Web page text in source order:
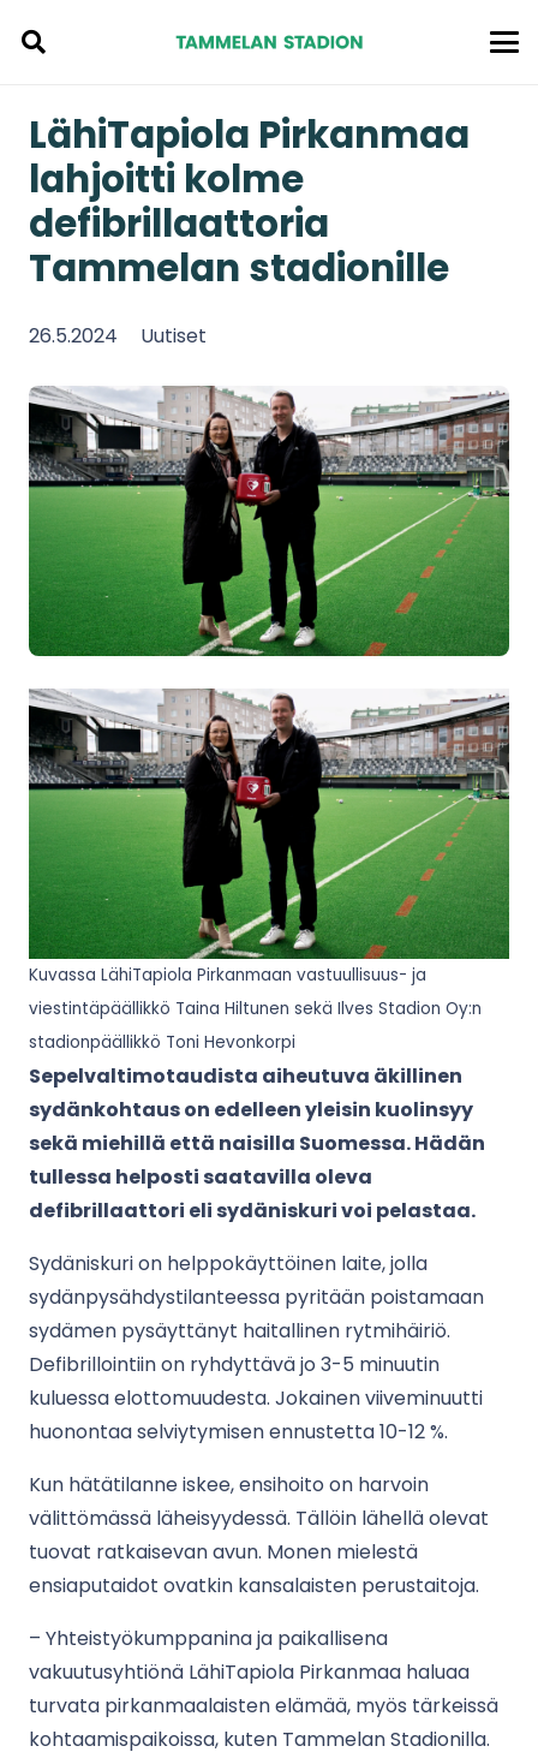
LähiTapiola Pirkanmaa
lahjoitti kolme
defibrillaattoria
Tammelan stadionille
26.5.2024 Uutiset
Kuvassa LähiTapiola Pirkanmaan vastuullisuus- ja
viestintäpäällikkö Taina Hiltunen sekä Ilves Stadion Oy:n
stadionpäällikkö Toni Hevonkorpi
Sepelvaltimotaudista aiheutuva äkillinen
sydänkohtaus on edelleen yleisin kuolinsyy
sekä miehillä että naisilla Suomessa. Hädän
tullessa helposti saatavilla oleva
defibrillaattori eli sydäniskuri voi pelastaa.
Sydäniskuri on helppokäyttöinen laite, jolla
sydänpysähdystilanteessa pyritään poistamaan
sydämen pysäyttänyt haitallinen rytmihäiriö.
Defibrillointiin on ryhdyttävä jo 3-5 minuutin
kuluessa elottomuudesta. Jokainen viiveminuutti
huonontaa selviytymisen ennustetta 10-12 %.
Kun hätätilanne iskee, ensihoito on harvoin
välittömässä läheisyydessä. Tällöin lähellä olevat
tuovat ratkaisevan avun. Monen mielestä
ensiaputaidot ovatkin kansalaisten perustaitoja.
– Yhteistyökumppanina ja paikallisena
vakuutusyhtiönä LähiTapiola Pirkanmaa haluaa
turvata pirkanmaalaisten elämää, myös tärkeissä
kohtaamispaikoissa, kuten Tammelan Stadionilla.